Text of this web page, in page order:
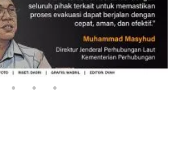
kebakaran KM
2